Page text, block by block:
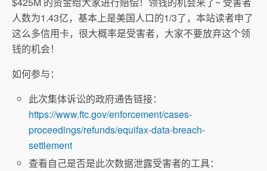
人数为1.43亿，基本上是美国人口的1/3了，本站读者申了
这么多信用卡，很大概率是受害者，大家不要放弃这个领
钱的机会！
如何参与：
此次集体诉讼的政府通告链接：
https://www.ftc.gov/enforcement/cases-
proceedings/refunds/equifax-data-breach-
settlement
查看自己是否是此次数据泄露受害者的工具：